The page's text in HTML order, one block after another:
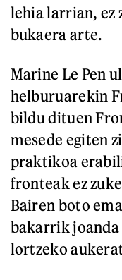
lehia larrian, ez
bukaera arte.
Marine Le Pen
helburuarekin
bildu dituen
mesede egiten
praktikoa
fronteak ez
Bairen boto
bakarrik
lortzeko